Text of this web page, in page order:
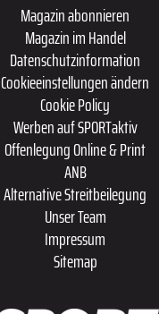
Magazin abonnieren
Magazin im Handel
Datenschutzinformation
Cookieeinstellungen ändern
Cookie Policy
Werben auf SPORTaktiv
Offenlegung Online & Print
ANB
Alternative Streitbeilegung
Unser Team
Impressum
Sitemap